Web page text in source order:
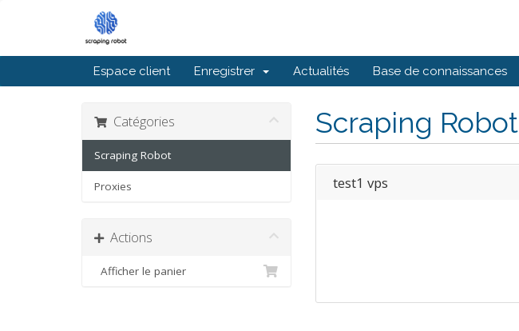
Espace client Enregistrer Actualités Base de connaissances
Scraping Robot
Catégories
Scraping Robot
Proxies
Actions
Afficher le panier
test1 vps